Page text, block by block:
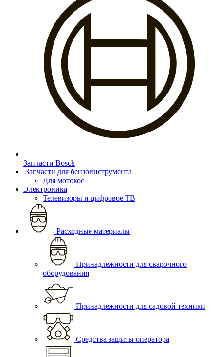
Запчасти Bosch
Запчасти для бензоинструмента
Для мотокос
Электроника
Телевизоры и цифровое ТВ
Расходные материалы
Принадлежности для сварочного
оборудования
Принадлежности для садовой техники
Средства защиты оператора